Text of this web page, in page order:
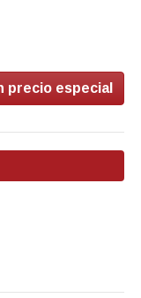
precio especial